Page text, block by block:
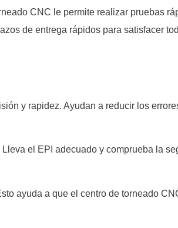
CNC le permite realizar pruebas
de entrega rápidos para satisfacer
y rapidez. Ayudan a reducir los
el EPI adecuado y comprueba la
ayuda a que el centro de torneado